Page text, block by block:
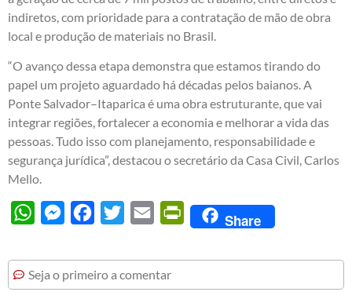
indiretos, com prioridade para a contratação de mão de obra
local e produção de materiais no Brasil.
“O avanço dessa etapa demonstra que estamos tirando do
papel um projeto aguardado há décadas pelos baianos. A
Ponte Salvador–Itaparica é uma obra estruturante, que vai
integrar regiões, fortalecer a economia e melhorar a vida das
pessoas. Tudo isso com planejamento, responsabilidade e
segurança jurídica”, destacou o secretário da Casa Civil, Carlos
Mello.
WhatsAppMessengerFacebook
Twitter Email PrintFriendly
Share
Seja o primeiro a comentar